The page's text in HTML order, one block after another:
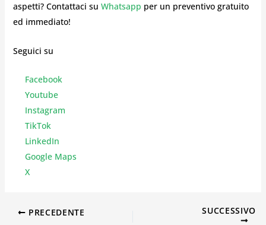
aspetti? Contattaci su Whatsapp per un preventivo gratuito
ed immediato!
Seguici su
Facebook
Youtube
Instagram
TikTok
LinkedIn
Google Maps
X
PRECEDENTE SUCCESSIVO